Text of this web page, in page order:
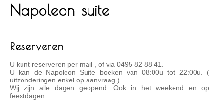
Napoleon suite
Reserveren
U kunt reserveren per mail
, of via 0495 82 88 41.
U kan de Napoleon Suite boeken van 08:00u tot 22:00u. (
uitzonderingen enkel op aanvraag )
Wij zijn alle dagen geopend. Ook in het weekend en op
feestdagen.